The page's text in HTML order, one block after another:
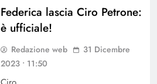
Federica lascia Ciro Petrone:
è ufficiale!
Redazione web
31 Dicembre
2023 • 11:50